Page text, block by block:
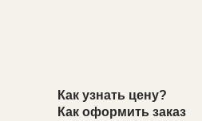
Как узнать цену?
Как оформить заказ